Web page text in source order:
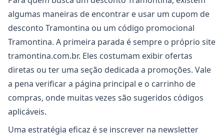
algumas maneiras de encontrar e usar um cupom de
desconto Tramontina ou um código promocional
Tramontina. A primeira parada é sempre o próprio site
tramontina.com.br. Eles costumam exibir ofertas
diretas ou ter uma seção dedicada a promoções. Vale
a pena verificar a página principal e o carrinho de
compras, onde muitas vezes são sugeridos códigos
aplicáveis.
Uma estratégia eficaz é se inscrever na newsletter